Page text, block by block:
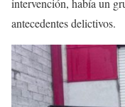
intervención, había un
antecedentes delictivos.